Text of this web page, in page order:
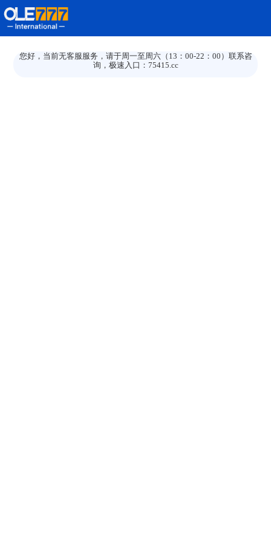
您好，当前无客服服务，请于周一至周六（13：00-22：00）联系咨
询，极速入口：75415.cc